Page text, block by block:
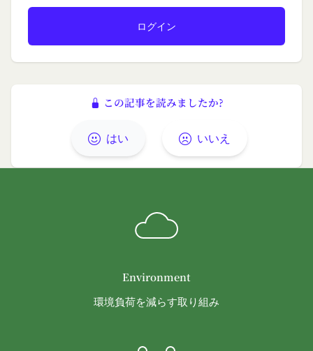
この記事を読みましたか?
はい いいえ
Environment
環境負荷を減らす取り組み
す。）の著作権、商標権およびその他の知的財産権
目的の如何を問わず、本サービスのコンテンツその
用（複製、改変、転用、転送、配布、掲示、販売、
出版など）する行為は固く禁止します。
問題を解決するとともに当社に何等の損害、損失ま
たは不利益等を与えないものとします。
第10条（会員が提供する提供物に関する知的財産権
当社所定の方法により会員が提供する商品レビュ
をまとめて「提供物」といいます。）に関する知的